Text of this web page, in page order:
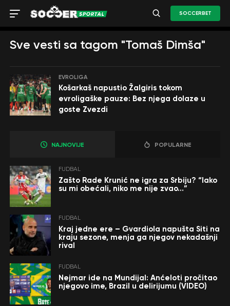
SOCCERBET
Sve vesti sa tagom "Tomaš Dimša"
EVROLIGA
Košarkaš napustio Žalgiris tokom
evroligaške pauze: Bez njega dolaze u
goste Zvezdi
NAJNOVIJE POPULARNE
FUDBAL
Zašto Rade Krunić ne igra za Srbiju? “Iako
su mi obećali, niko me nije zvao…”
FUDBAL
Kraj jedne ere – Gvardiola napušta Siti na
kraju sezone, menja ga njegov nekadašnji
rival
FUDBAL
Nejmar ide na Mundijal: Anćeloti pročitao
njegovo ime, Brazil u delirijumu (VIDEO)